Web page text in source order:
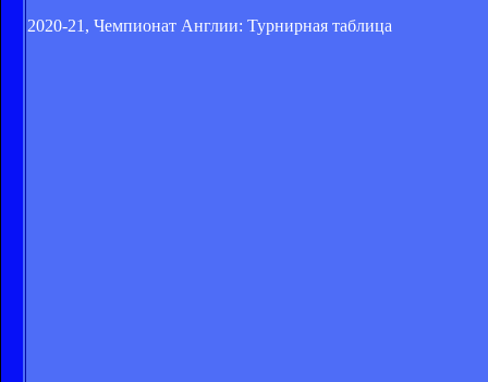
2020-21, Чемпионат Англии: Турнирная таблица